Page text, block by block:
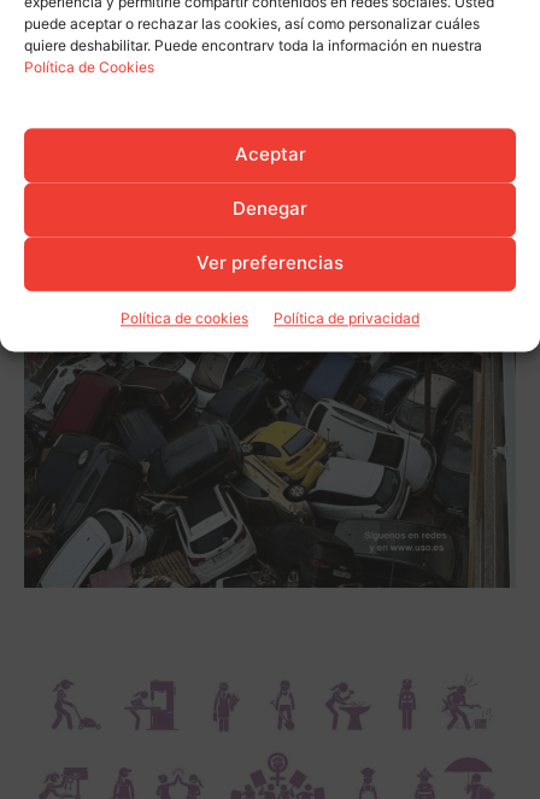
puede aceptar o rechazar las cookies, así como personalizar cuáles
quiere deshabilitar. Puede encontrarv toda la información en nuestra
Política de Cookies
Aceptar
Denegar
Ver preferencias
Política de cookies Política de privacidad